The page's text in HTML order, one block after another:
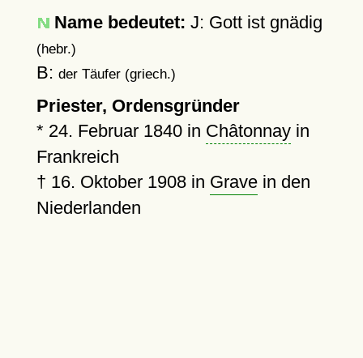
Name bedeutet: J: Gott ist gnädig
(hebr.)
B: der Täufer (griech.)
Priester, Ordensgründer
* 24. Februar 1840in Châtonnayin
Frankreich
† 16. Oktober 1908in Gravein den
Niederlanden